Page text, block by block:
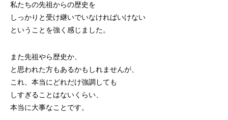
私たちの先祖からの歴史を
しっかりと受け継いでいなければいけない
ということを強く感じました。
また先祖やら歴史か、
と思われた方もあるかもしれませんが、
これ、本当にどれだけ強調しても
しすぎることはないくらい、
本当に大事なことです。